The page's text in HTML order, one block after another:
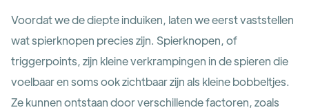
Voordat we de diepte induiken, laten we eerst vaststellen
wat spierknopen precies zijn. Spierknopen, of
triggerpoints, zijn kleine verkrampingen in de spieren die
voelbaar en soms ook zichtbaar zijn als kleine bobbeltjes.
Ze kunnen ontstaan door verschillende factoren, zoals